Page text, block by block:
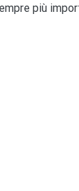
più